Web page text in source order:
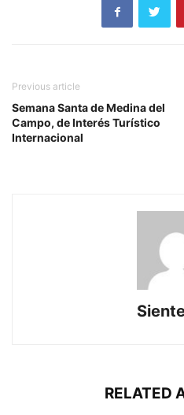
Previous article
Semana Santa de Medina del
Campo, de Interés Turístico
Internacional
RELATED